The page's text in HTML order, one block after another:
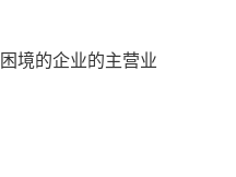
境的企业的主营业